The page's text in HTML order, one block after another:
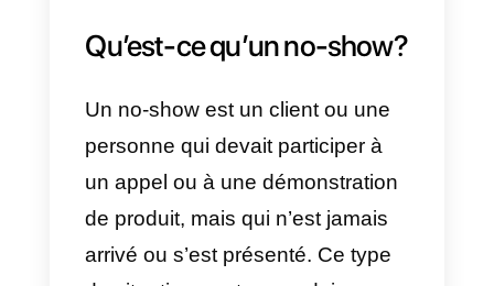
charge de stress sur les
vendeurs.
Peu de choses sont plus
exaspérantes que d’investir du
temps dans un prospect, pour